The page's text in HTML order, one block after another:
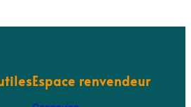
Espace renvendeur